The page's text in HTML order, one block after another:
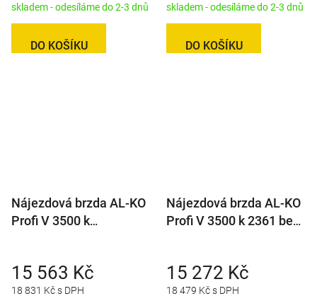
skladem - odesíláme do 2-3 dnů
DO KOŠÍKU
skladem - odesíláme do 2-3 dnů
DO KOŠÍKU
Nájezdová brzda AL-KO
Profi V 3500 k
18 831 Kč s DPH
15 563 Kč
Nájezdová brzda AL-KO
Profi V 3500 k 2361 bez
18 479 Kč s DPH
15 272 Kč